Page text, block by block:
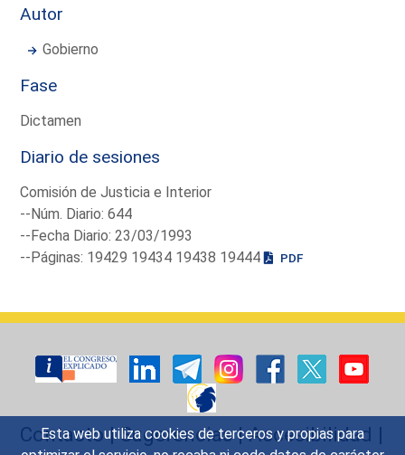
Esta web utiliza cookies de terceros y propias para
Autor
Gobierno
Fase
Dictamen
Diario de sesiones
Comisión de Justicia e Interior
--Núm. Diario: 644
--Fecha Diario: 23/03/1993
--Páginas: 19429 19434 19438 19444
PDF
Contacto|Sugerencias|Accesibilidad |